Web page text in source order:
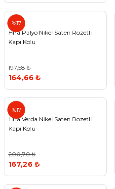
%17
Hira
Hira Palyo Nikel Saten Rozetli
Kapı Kolu
197,58 ₺
164,66 ₺
%17
Hira
Hira Verda Nikel Saten Rozetli
Kapı Kolu
200,70 ₺
167,26 ₺